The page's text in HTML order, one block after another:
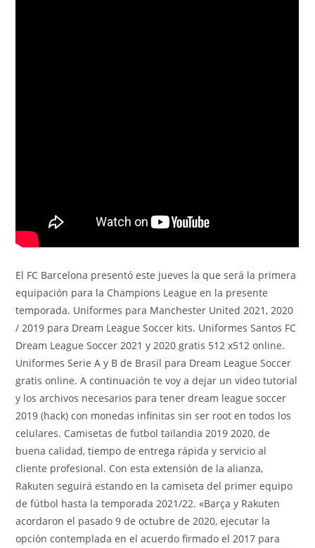
El FC Barcelona presentó este jueves la que será la primera
equipación para la Champions League en la presente
temporada. Uniformes para Manchester United 2021, 2020
/ 2019 para Dream League Soccer kits. Uniformes Santos FC
Dream League Soccer 2021 y 2020 gratis 512 x512 online.
Uniformes Serie A y B de Brasil para Dream League Soccer
gratis online. A continuación te voy a dejar un video tutorial
y los archivos necesarios para tener dream league soccer
2019 (hack) con monedas infinitas sin ser root en todos los
celulares. Camisetas de futbol tailandia 2019 2020, de
buena calidad, tiempo de entrega rápida y servicio al
cliente profesional. Con esta extensión de la alianza,
Rakuten seguirá estando en la camiseta del primer equipo
de fútbol hasta la temporada 2021/22. «Barça y Rakuten
acordaron el pasado 9 de octubre de 2020, ejecutar la
opción contemplada en el acuerdo firmado el 2017 para